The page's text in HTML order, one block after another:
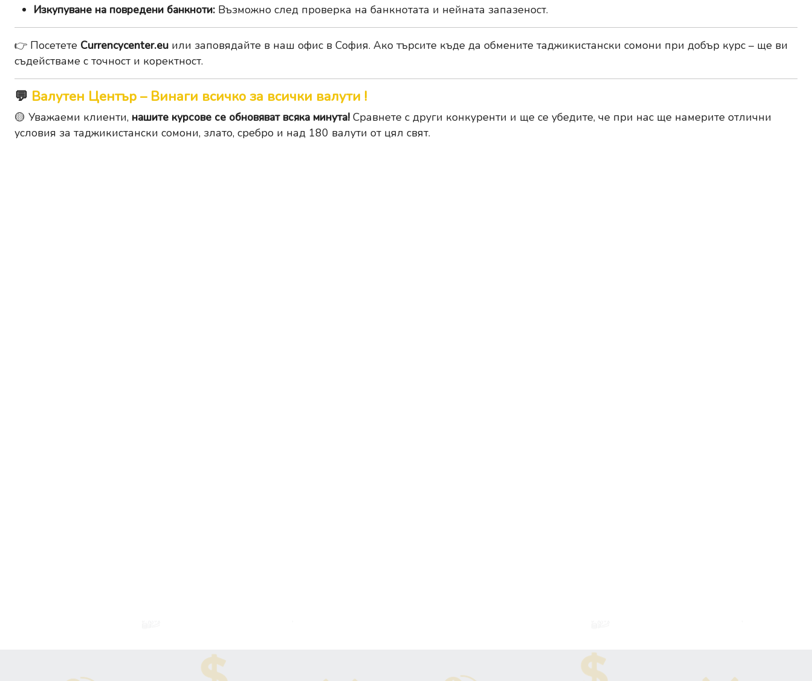
Изкупуване на повредени банкноти: Възможно след проверка на банкнотата и нейната запазеност.
👉 Посетете Currencycenter.eu или заповядайте в наш офис в София. Ако търсите къде да обмените таджикистански сомони при добър курс – ще ви
съдействаме с точност и коректност.
💬 Валутен Център – Винаги всичко за всички валути !
🟡 Уважаеми клиенти, нашите курсове се обновяват всяка минута! Сравнете с други конкуренти и ще се убедите, че при нас ще намерите отлични
условия за таджикистански сомони, злато, сребро и над 180 валути от цял свят.